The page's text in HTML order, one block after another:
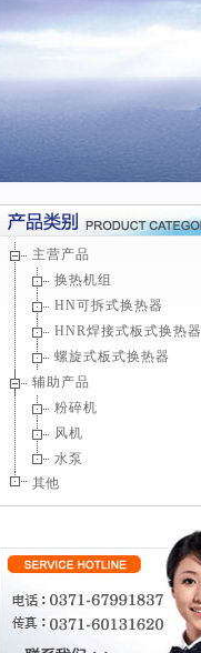
主营产品
换热机组
HN可拆式换热器
HNR焊接式板式换热器
螺旋式板式换热器
辅助产品
粉碎机
风机
水泵
其他